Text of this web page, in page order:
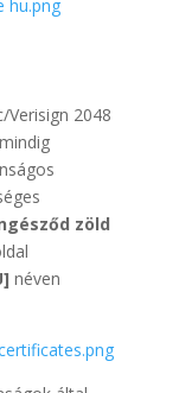
2048
zöld
néven